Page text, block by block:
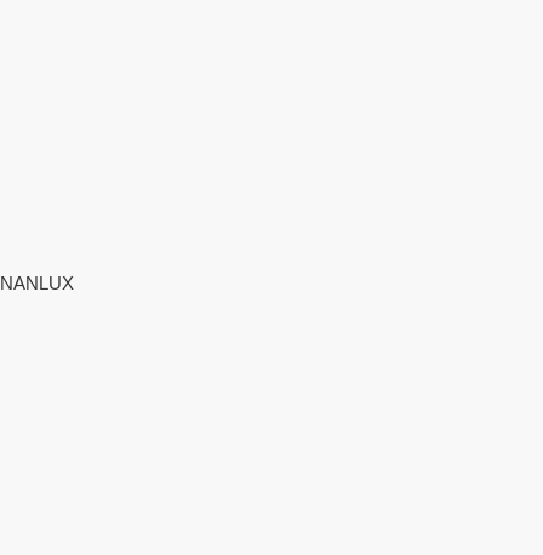
NANLUX